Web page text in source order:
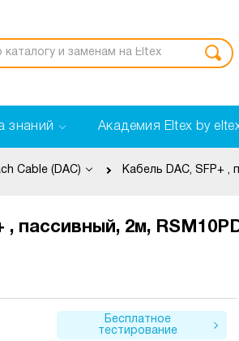
знаний Академия Eltex by
Cable (DAC) Кабель DAC, SFP+ ,
, пассивный, 2м,
Бесплатное
тестирование